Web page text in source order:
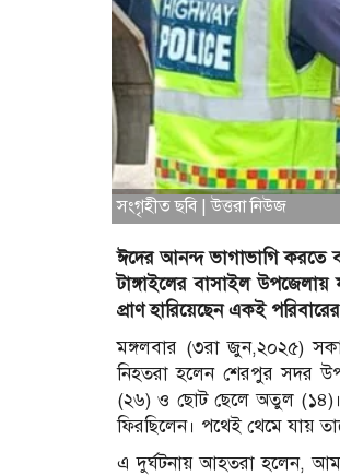
সংগৃহীত ছবি | উত্তরা নিউজ
ঈদের আনন্দ ভাগাভাগি করতে
টাঙ্গাইলের বাসাইল উপজেলায়
প্রাণ হারিয়েছেন একই
মঙ্গলবার (৩রা জুন,২০২৫)
নিহতরা হলেন শেরপুর সদর
(২৬) ও ছোট ছেলে অতুল (১৪)।
ফিরছিলেন। পথেই থেমে যায়
এ দুর্ঘটনায় আহতরা হলেন,